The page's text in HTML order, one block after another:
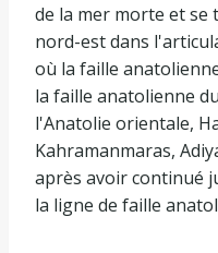
de la mer morte et se
nord-est dans
où la faille
la faille anatolienne
l'Anatolie orientale,
Kahramanmaras,
après avoir continué
la ligne de faille